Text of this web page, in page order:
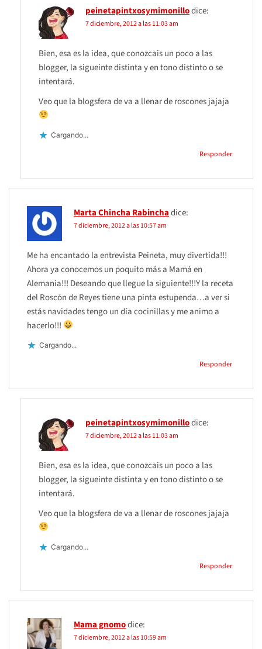
peinetapintxosymimonillodice:
7 diciembre, 2012 a las 11:03 am
Bien, esa es la idea, que conozcais un poco a las
blogger, la sigueinte distinta y en tono distinto o se
intentará.
Veo que la blogsfera de va a llenar de roscones jajaja
Cargando...
Responder
Marta Chincha Rabinchadice:
7 diciembre, 2012 a las 10:57 am
Me ha encantado la entrevista Peineta, muy divertida!!!
Ahora ya conocemos un poquito más a Mamá en
Alemania!!! Deseando que llegue la siguiente!!!Y la receta
del Roscón de Reyes tiene una pinta estupenda…a ver si
estás navidades tengo un día cocinillas y me animo a
hacerlo!!!
Cargando...
Responder
peinetapintxosymimonillodice:
7 diciembre, 2012 a las 11:03 am
Bien, esa es la idea, que conozcais un poco a las
blogger, la sigueinte distinta y en tono distinto o se
intentará.
Veo que la blogsfera de va a llenar de roscones jajaja
Cargando...
Responder
Mama gnomodice:
7 diciembre, 2012 a las 10:59 am